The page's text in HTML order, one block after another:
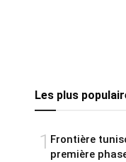
Les plus
1 Frontière
première